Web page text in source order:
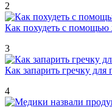
2
Как похудеть с помощью
3
Как запарить гречку для
4